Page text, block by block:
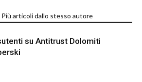
Più articoli dallo stesso autore
su Antitrust Dolomiti